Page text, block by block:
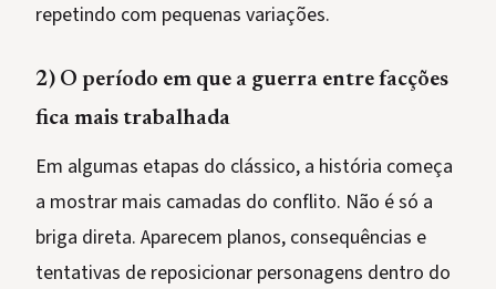
repetindo com pequenas variações.
2) O período em que a guerra entre facções
fica mais trabalhada
Em algumas etapas do clássico, a história começa
a mostrar mais camadas do conflito. Não é só a
briga direta. Aparecem planos, consequências e
tentativas de reposicionar personagens dentro do